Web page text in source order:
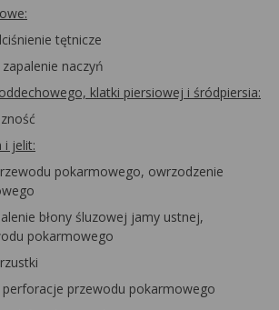
tętnicze
naczyń
klatki piersiowej i śródpiersia:
i jelit:
pokarmowego, owrzodzenie
błony śluzowej jamy ustnej,
pokarmowego
perforacje przewodu pokarmowego